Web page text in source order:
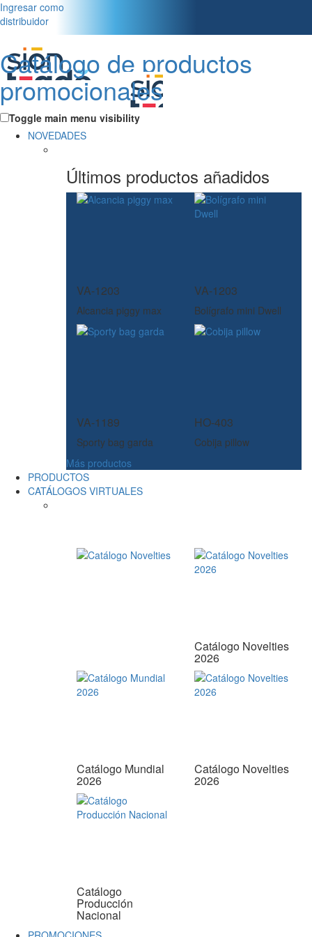
Ingresar como
distribuidor
Catálogo de productos
promocionales
Toggle main menu visibility
NOVEDADES
Últimos productos añadidos
VA-1203
Alcancia piggy max
VA-1203
Bolígrafo mini Dwell
VA-1189
Sporty bag garda
HO-403
Cobija pillow
Más productos
PRODUCTOS
CATÁLOGOS VIRTUALES
Catálogo Novelties
2026
Catálogo Mundial
2026
Catálogo Novelties
2026
Catálogo
Producción
Nacional